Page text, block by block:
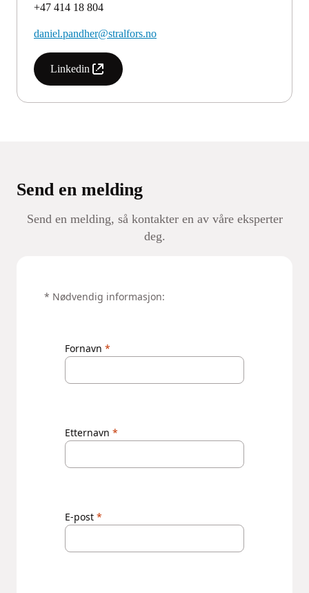
+47 414 18 804
daniel.pandher@stralfors.no
Linkedin
Send en melding
Send en melding, så kontakter en av våre eksperter
deg.
‌* Nødvendig informasjon:
Fornavn
Etternavn
E-post